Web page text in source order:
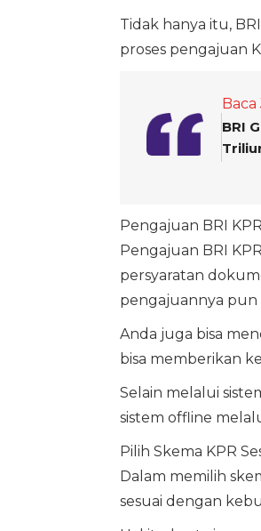
Tidak hanya itu,
proses pengajuan
Baca
BRI
Pengajuan BRI
Pengajuan BRI
persyaratan
pengajuannya pun
Anda juga bisa
bisa memberikan
Selain melalui
sistem offline
Pilih Skema KPR
Dalam memilih
sesuai dengan